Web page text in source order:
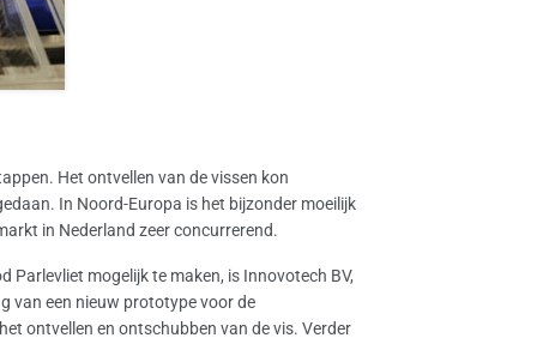
Het ontvellen van de vissen kon
In Noord-Europa is het bijzonder moeilijk
in Nederland zeer concurrerend.
Parlevliet mogelijk te maken, is Innovotech BV,
van een nieuw prototype voor de
ontvellen en ontschubben van de vis. Verder